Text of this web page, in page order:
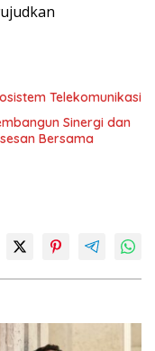
Telekomunikasi
Sinergi dan
Bersama